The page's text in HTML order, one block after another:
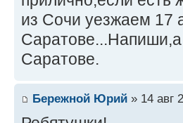
из Сочи уезжаем 17
Саратове.
Бережной Юрий » 14 авг